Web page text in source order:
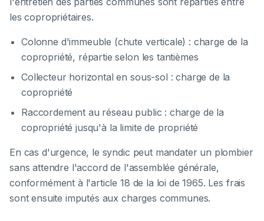
les copropriétaires.
Colonne d'immeuble (chute verticale) : charge de la
copropriété, répartie selon les tantièmes
Collecteur horizontal en sous-sol : charge de la
copropriété
Raccordement au réseau public : charge de la
copropriété jusqu'à la limite de propriété
En cas d'urgence, le syndic peut mandater un plombier
sans attendre l'accord de l'assemblée générale,
conformément à l'article 18 de la loi de 1965. Les frais
sont ensuite imputés aux charges communes.